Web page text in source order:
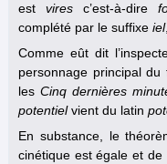
estvires c’est-à-dire
complété par le suffixe iel
Comme eût dit
personnage principal
les Cinq dernières
potentielvient du latin
En substance, le
cinétique est égale et de